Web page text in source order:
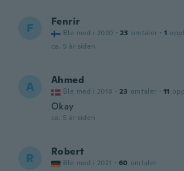
F Fenrir
Ble med i 2020 · 23 omtaler · 1
ca. 5 år siden
A Ahmed
Ble med i 2018 · 23 omtaler · 11
Okay
ca. 5 år siden
R Robert
Ble med i 2021 · 60 omtaler